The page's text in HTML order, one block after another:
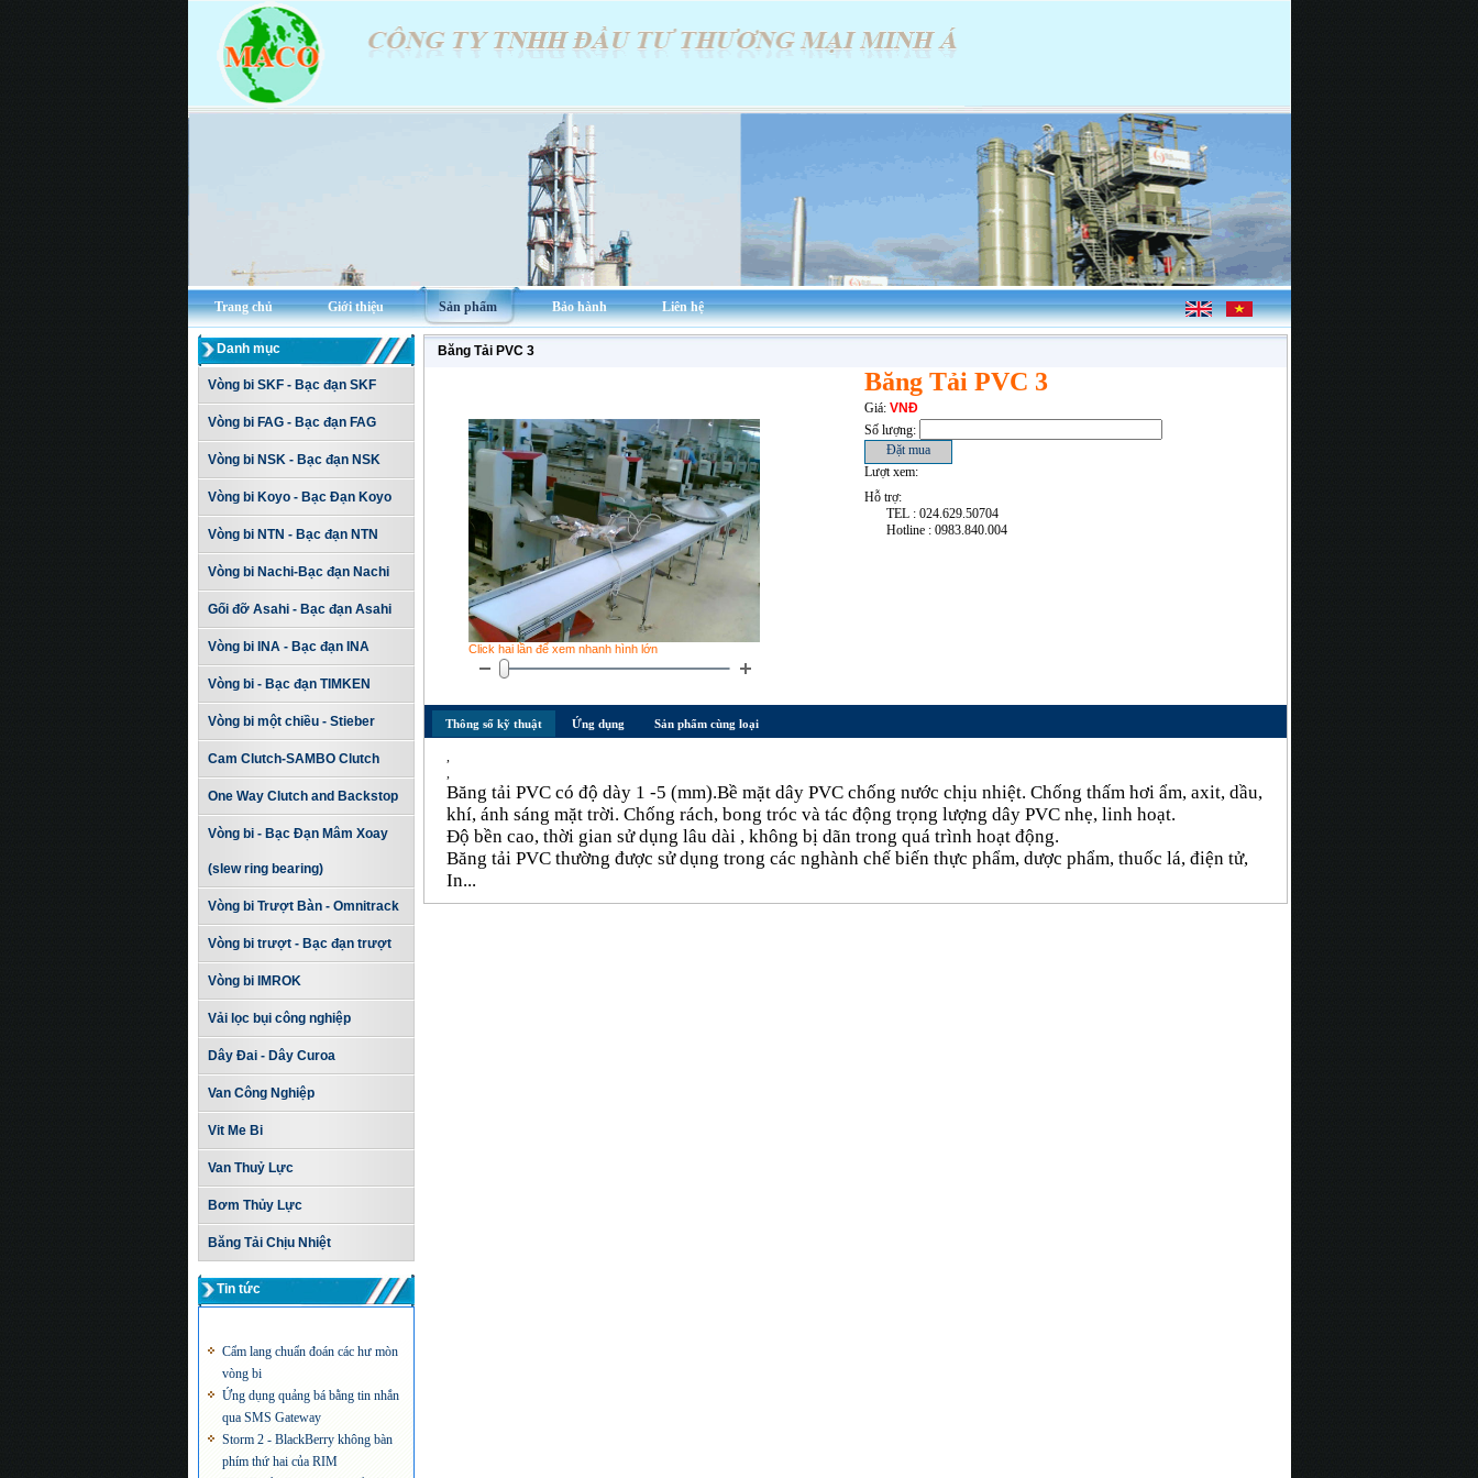
Trang chủ Giới thiệu Sản phẩm Bảo hành Liên hệ
Danh mục
Vòng bi SKF - Bạc đạn SKF
Vòng bi FAG - Bạc đạn FAG
Vòng bi NSK - Bạc đạn NSK
Vòng bi Koyo - Bạc Đạn Koyo
Vòng bi NTN - Bạc đạn NTN
Vòng bi Nachi-Bạc đạn Nachi
Gối đỡ Asahi - Bạc đạn Asahi
Vòng bi INA - Bạc đạn INA
Vòng bi - Bạc đạn TIMKEN
Vòng bi một chiều - Stieber
Cam Clutch-SAMBO Clutch
One Way Clutch and Backstop
Vòng bi - Bạc Đạn Mâm Xoay
(slew ring bearing)
Vòng bi Trượt Bàn - Omnitrack
Vòng bi trượt - Bạc đạn trượt
Vòng bi IMROK
Vải lọc bụi công nghiệp
Dây Đai - Dây Curoa
Van Công Nghiệp
Vit Me Bi
Van Thuỷ Lực
Bơm Thủy Lực
Băng Tải Chịu Nhiệt
Tin tức
Cẩm lang chuẩn đoán các hư mòn
Ứng dụng quảng bá bằng tin nhắn
qua SMS Gateway
Storm 2 - BlackBerry không bàn
phím thứ hai của RIM
TV 3D của Samsung đạt tốc độ
Băng Tải PVC 3
Click hai lần để xem nhanh hình lớn
Băng Tải PVC 3
Giá: VNĐ
Số lượng:
Lượt xem:
Hỗ trợ:
TEL : 024.629.50704
Hotline : 0983.840.004
Thông số kỹ thuật Ứng dụng Sản phẩm cùng loại
,
,
Băng tải PVC có độ dày 1 -5 (mm).Bề mặt dây PVC chống nước chịu nhiệt. Chống thấm hơi ẩm, axit, dầu,
khí, ánh sáng mặt trời. Chống rách, bong tróc và tác động trọng lượng dây PVC nhẹ, linh hoạt.
Độ bền cao, thời gian sử dụng lâu dài , không bị dãn trong quá trình hoạt động.
Băng tải PVC thường được sử dụng trong các nghành chế biến thực phẩm, dược phẩm, thuốc lá, điện tử,
In...